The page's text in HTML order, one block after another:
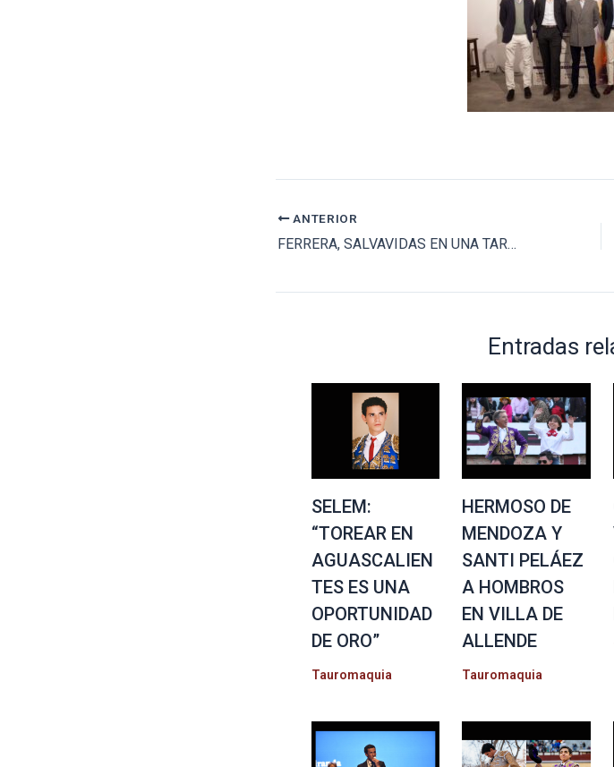
ANTERIOR
FERRERA, SALVAVIDAS EN UNA TARDE DECEPCIONANTE DE SAN ISIDRO
Entradas
SELEM:
“TOREAR EN
AGUASCALIEN
TES ES UNA
OPORTUNIDAD
DE ORO”
Tauromaquia
HERMOSO DE
MENDOZA Y
SANTI PELÁEZ
A HOMBROS
EN VILLA DE
ALLENDE
Tauromaquia